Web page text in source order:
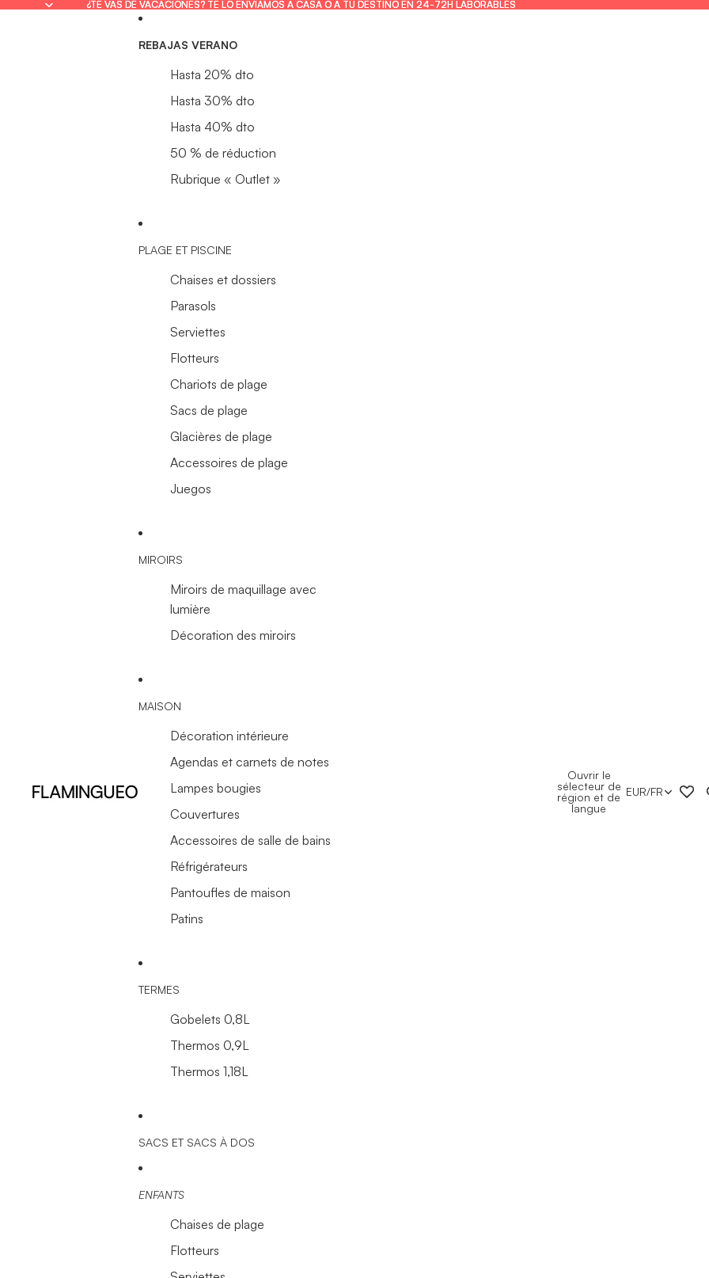
¿TE VAS DE VACACIONES? TE LO ENVIAMOS A CASA O A TU DESTINO EN 24-72H LABORABLES
¿TE VAS DE VACACIONES? TE LO ENVIAMOS A CASA O A TU DESTINO EN 24-72H LABORABLES
REBAJAS VERANO
Hasta 20% dto
Hasta 30% dto
Hasta 40% dto
50 % de réduction
Rubrique « Outlet »
PLAGE ET PISCINE
Chaises et dossiers
Parasols
Serviettes
Flotteurs
Chariots de plage
Sacs de plage
Glacières de plage
Accessoires de plage
Juegos
MIROIRS
Miroirs de maquillage avec
lumière
Décoration des miroirs
MAISON
Décoration intérieure
Agendas et carnets de notes
Lampes bougies
Couvertures
Accessoires de salle de bains
Réfrigérateurs
Pantoufles de maison
Patins
TERMES
Gobelets 0,8L
Thermos 0,9L
Thermos 1,18L
SACS ET SACS À DOS
ENFANTS
Chaises de plage
Flotteurs
Ouvrir le
sélecteur de
région et de
langue
EUR/FR